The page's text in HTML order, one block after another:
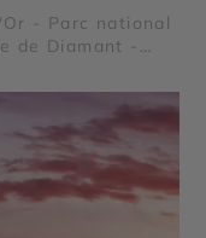
- Parc national
de Diamant -